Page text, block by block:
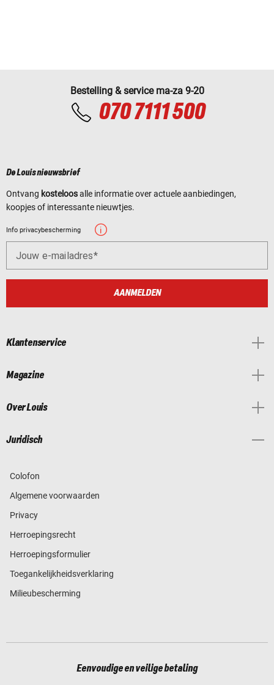
Bestelling & service ma-za 9-20
070 7111 500
De Louis nieuwsbrief
Ontvang kosteloosalle informatie over actuele aanbiedingen,
koopjes of interessante nieuwtjes.
Info privacybescherming
Jouw e-mailadres
AANMELDEN
Klantenservice
Magazine
Over Louis
Juridisch
Colofon
Algemene voorwaarden
Privacy
Herroepingsrecht
Herroepingsformulier
Toegankelijkheidsverklaring
Milieubescherming
Eenvoudige en veilige betaling